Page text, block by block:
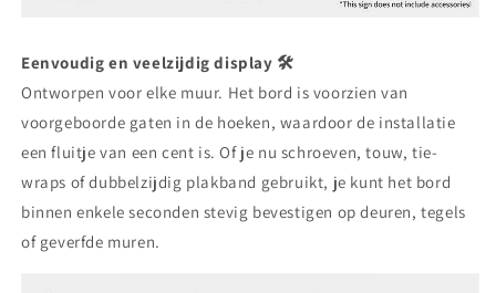
Eenvoudig en veelzijdig display 🛠️
Ontworpen voor elke muur. Het bord is voorzien van
voorgeboorde gaten in de hoeken, waardoor de installatie
een fluitje van een cent is. Of je nu schroeven, touw, tie-
wraps of dubbelzijdig plakband gebruikt, je kunt het bord
binnen enkele seconden stevig bevestigen op deuren, tegels
of geverfde muren.